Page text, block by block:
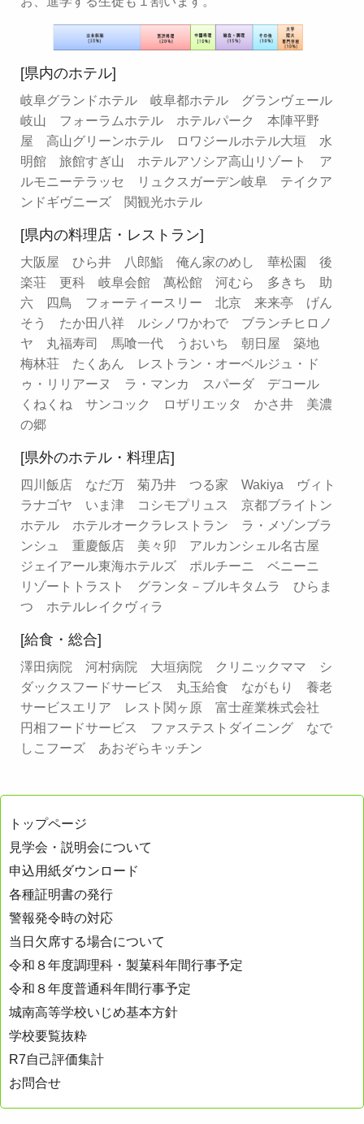
[県内のホテル]
岐阜グランドホテル 岐阜都ホテル グランヴェール
岐山 フォーラムホテル ホテルパーク 本陣平野
屋 高山グリーンホテル ロワジールホテル大垣 水
明館 旅館すぎ山 ホテルアソシア高山リゾート ア
ルモニーテラッセ リュクスガーデン岐阜 テイクア
ンドギヴニーズ 関観光ホテル
[県内の料理店・レストラン]
大阪屋 ひら井 八郎鮨 俺ん家のめし 華松園 後
楽荘 更科 岐阜会館 萬松館 河むら 多きち 助
六 四鳥 フォーティースリー 北京 来来亭 げん
そう たか田八祥 ルシノワかわで ブランチヒロノ
ヤ 丸福寿司 馬喰一代 うおいち 朝日屋 築地
梅林荘 たくあん レストラン・オーベルジュ・ド
ゥ・リリアーヌ ラ・マンカ スパーダ デコール
くねくね サンコック ロザリエッタ かさ井 美濃
の郷
[県外のホテル・料理店]
四川飯店 なだ万 菊乃井 つる家 Wakiya ヴィト
ラナゴヤ いま津 コシモプリュス 京都ブライトン
ホテル ホテルオークラレストラン ラ・メゾンブラ
ンシュ 重慶飯店 美々卯 アルカンシェル名古屋
ジェイアール東海ホテルズ ポルチーニ ベニーニ
リゾートトラスト グランタ－ブルキタムラ ひらま
つ ホテルレイクヴィラ
[給食・総合]
澤田病院 河村病院 大垣病院 クリニックママ シ
ダックスフードサービス 丸玉給食 ながもり 養老
サービスエリア レスト関ヶ原 富士産業株式会社
円相フードサービス ファステストダイニング なで
しこフーズ あおぞらキッチン
トップページ
見学会・説明会について
申込用紙ダウンロード
各種証明書の発行
警報発令時の対応
当日欠席する場合について
令和８年度調理科・製菓科年間行事予定
令和８年度普通科年間行事予定
城南高等学校いじめ基本方針
学校要覧抜粋
R7自己評価集計
お問合せ